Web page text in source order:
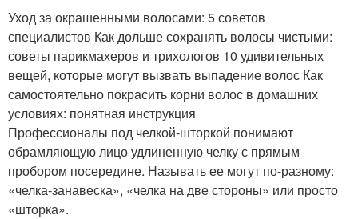
Уход за окрашенными волосами: 5 советов
специалистов Как дольше сохранять волосы чистыми:
советы парикмахеров и трихологов 10 удивительных
вещей, которые могут вызвать выпадение волос Как
самостоятельно покрасить корни волос в домашних
условиях: понятная инструкция
Профессионалы под челкой-шторкой понимают
обрамляющую лицо удлиненную челку с прямым
пробором посередине. Называть ее могут по-разному:
«челка-занавеска», «челка на две стороны» или просто
«шторка».